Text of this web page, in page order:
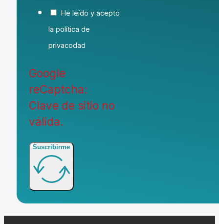
He leído y acepto
la política de
privacodad
Google
reCaptcha:
Clave de sitio no
válida.
Suscribirme